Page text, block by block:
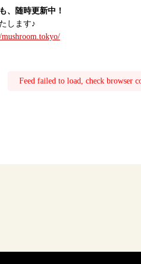
、随時更新中！
します♪
Feed failed to load, check browser